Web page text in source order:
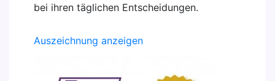
bei ihren täglichen Entscheidungen.
Auszeichnung anzeigen